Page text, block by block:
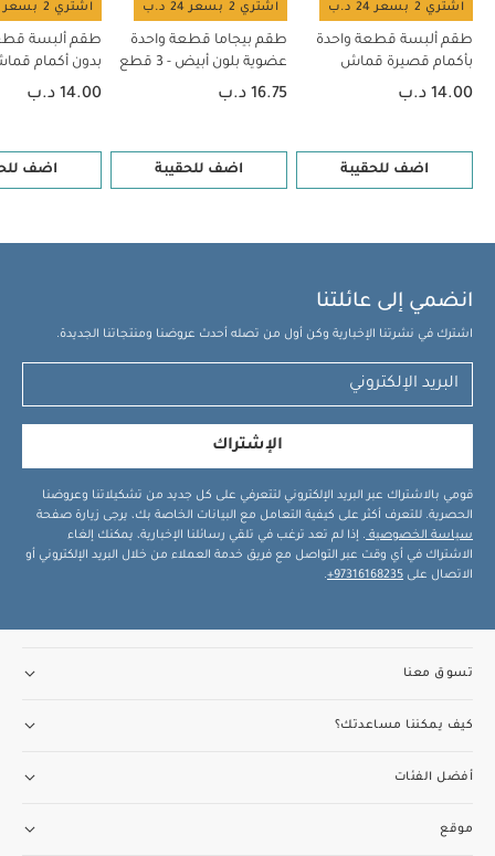
اشتري 2 بسعر 24 د.ب
طقم ألبسة قطعة واحدة
بأكمام قصيرة قماش
عضوي بلون أبيض - 5 قطع
14.00 د.ب
اضف للحقيبة
اشتري 2 بسعر 24 د.ب
طقم بيجاما قطعة واحدة
عضوية بلون أبيض - 3 قطع
16.75 د.ب
اضف للحقيبة
اشتري 2 بسعر 24 د.ب
طقم ألبسة
بدون أكمام
بلون أبيض - 5 قطع
14.00 د.ب
اضف
انضمي إلى عائلتنا
اشترك في نشرتنا الإخبارية وكن أول من تصله أحدث عروضنا ومنتجاتنا الجديدة.
الإشتراك
قومي بالاشتراك عبر البريد الإلكتروني لتتعرفي على كل جديد من تشكيلاتنا وعروضنا
الحصرية. للتعرف أكثر على كيفية التعامل مع البيانات الخاصة بك، يرجى زيارة صفحة
سياسة الخصوصية . إذا لم تعد ترغب في تلقي رسائلنا الإخبارية، يمكنك إلغاء
الاشتراك في أي وقت عبر التواصل مع فريق خدمة العملاء من خلال البريد الإلكتروني أو
الاتصال على 97316168235+
.
تسوق معنا
كيف يمكننا مساعدتك؟
أفضل الفئات
موقع